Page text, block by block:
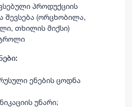
პროდუქციის
შევსება (ორცხობილა,
თხილის მიქსი)
ენების ცოდნა
უნარი;